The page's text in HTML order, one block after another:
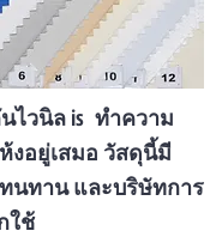
นไวนิล is ทำความ
งอยู่เสมอ วัสดุนี้มี
นทาน และบริษัทการ
ใช้